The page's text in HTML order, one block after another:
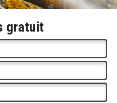
gratuit